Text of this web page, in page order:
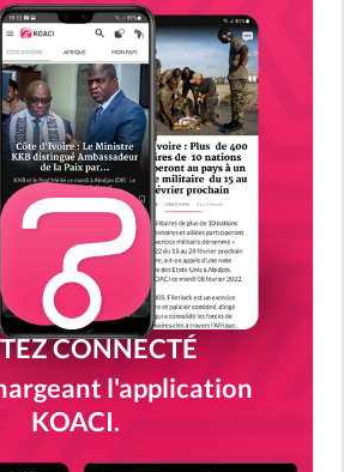
CONNECTÉ
l'application
KOACI.